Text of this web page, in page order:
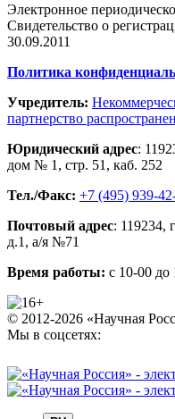
Электронное
Свидетельство о
30.09.2011
Политика
Учредитель:
партнерство
Юридический адрес:
дом № 1, стр. 51 , каб. 252
Тел./Факс: +7 (495) 939-
Почтовый адрес: 119234,
д.1 , а/я №71
Время работы: с 10-00 до
© 2012-2026 «Научная
Мы в соцсетях: